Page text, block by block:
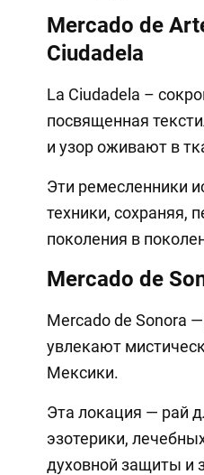
Mercado de
Ciudadela
La Ciudadela –
посвященная
и узор оживают в
Эти ремесленники
техники, сохраняя,
поколения в
Mercado de
Mercado de Sonora
увлекают
Мексики.
Эта локация — рай
эзотерики,
духовной защиты и